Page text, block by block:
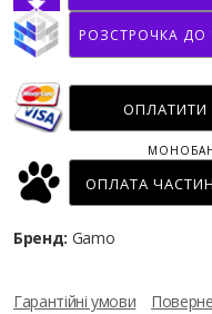
РОЗСТРОЧКА ДО
ОПЛАТИТИ
ОПЛАТА
Бренд: Gamo
Гарантійні умови